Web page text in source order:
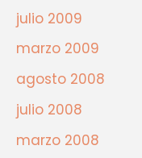
julio 2009
marzo 2009
agosto 2008
julio 2008
marzo 2008